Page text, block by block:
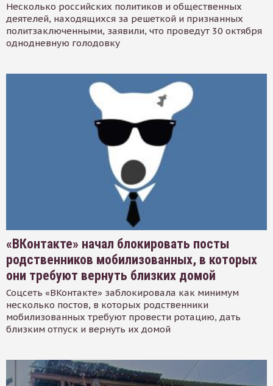
Несколько российских политиков и общественных
деятелей, находящихся за решеткой и признанных
политзаключенными, заявили, что проведут 30 октября
однодневную голодовку
«ВКонтакте» начал блокировать посты
родственников мобилизованных, в которых
они требуют вернуть близких домой
Соцсеть «ВКонтакте» заблокировала как минимум
несколько постов, в которых родственники
мобилизованных требуют провести ротацию, дать
близким отпуск и вернуть их домой